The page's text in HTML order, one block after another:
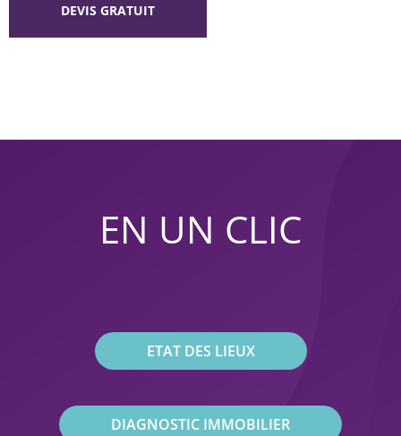
DEVIS GRATUIT
EN UN CLIC
ETAT DES LIEUX
DIAGNOSTIC IMMOBILIER